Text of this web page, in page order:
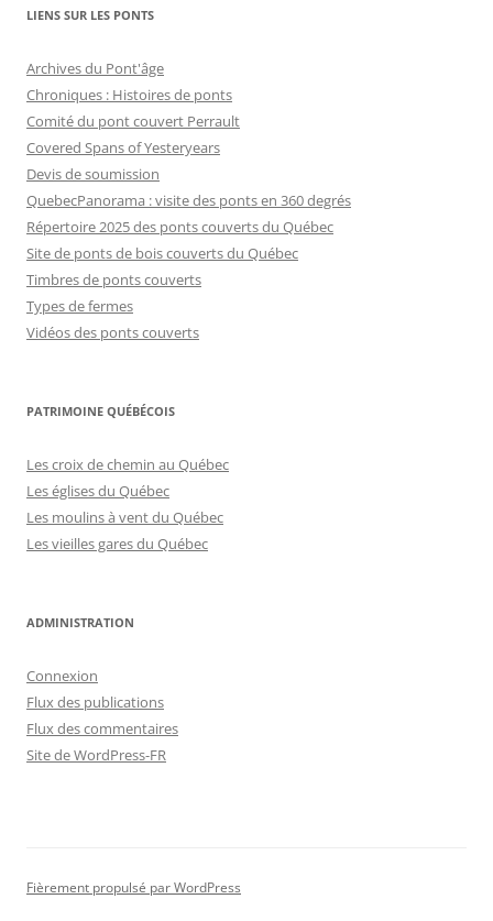
LIENS SUR LES PONTS
Archives du Pont'âge
Chroniques : Histoires de ponts
Comité du pont couvert Perrault
Covered Spans of Yesteryears
Devis de soumission
QuebecPanorama : visite des ponts en 360 degrés
Répertoire 2025 des ponts couverts du Québec
Site de ponts de bois couverts du Québec
Timbres de ponts couverts
Types de fermes
Vidéos des ponts couverts
PATRIMOINE QUÉBÉCOIS
Les croix de chemin au Québec
Les églises du Québec
Les moulins à vent du Québec
Les vieilles gares du Québec
ADMINISTRATION
Connexion
Flux des publications
Flux des commentaires
Site de WordPress-FR
Fièrement propulsé par WordPress